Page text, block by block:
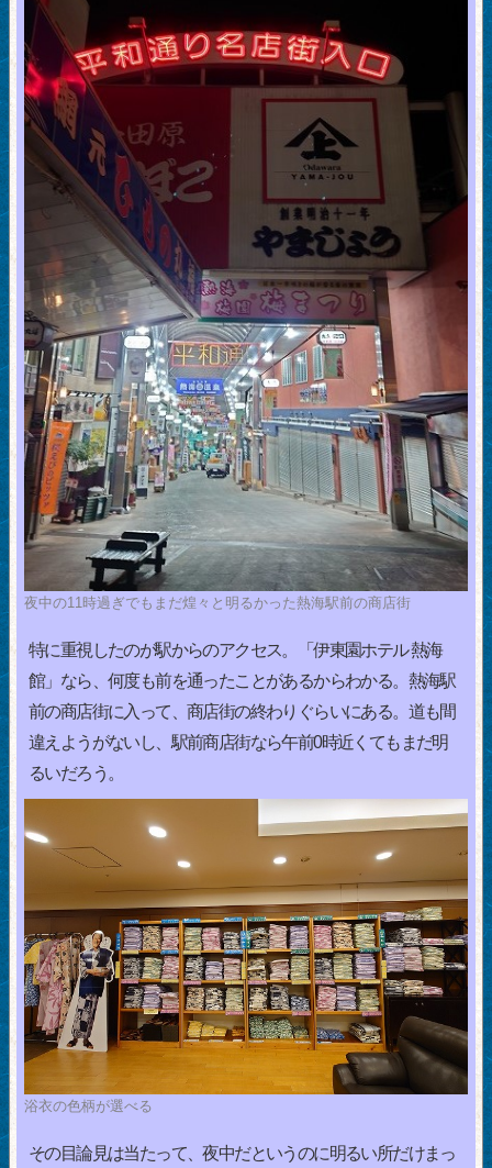
夜中の11時過ぎでもまだ煌々と明るかった熱海駅前の商店街
特に重視したのが駅からのアクセス。「伊東園ホテル 熱海
館」なら、何度も前を通ったことがあるからわかる。熱海駅
前の商店街に入って、商店街の終わりぐらいにある。道も間
違えようがないし、駅前商店街なら午前0時近くてもまだ明
るいだろう。
浴衣の色柄が選べる
その目論見は当たって、夜中だというのに明るい所だけまっ